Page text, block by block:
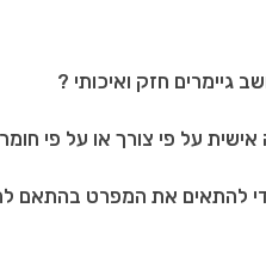
גיימרים חזק ואיכותי ?
על פי צורך או על פי
להתאים את המפרט בהתאם